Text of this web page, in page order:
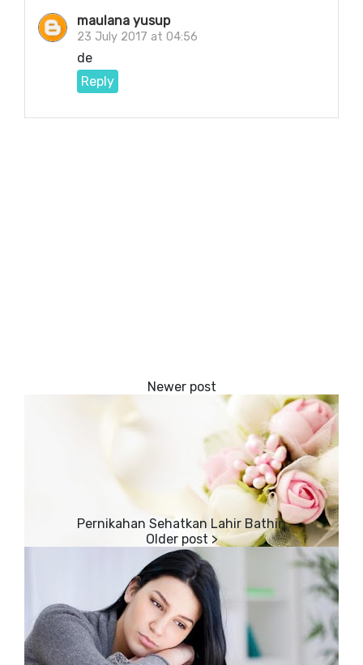
maulana yusup
23 July 2017 at 04:56
de
Reply
Pernikahan Sehatkan Lahir Bathin